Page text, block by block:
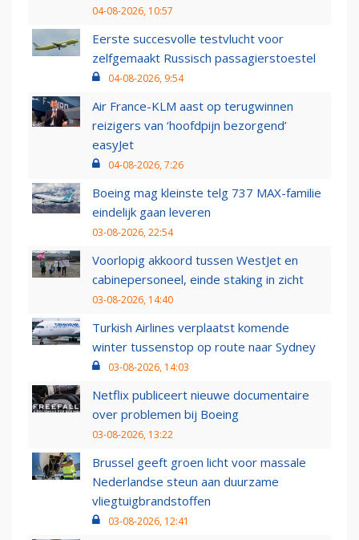
04-08-2026, 10:57
Eerste succesvolle testvlucht voor
zelfgemaakt Russisch passagierstoestel
04-08-2026, 9:54
Air France-KLM aast op terugwinnen
reizigers van ‘hoofdpijn bezorgend’
easyJet
04-08-2026, 7:26
Boeing mag kleinste telg 737 MAX-familie
eindelijk gaan leveren
03-08-2026, 22:54
Voorlopig akkoord tussen WestJet en
cabinepersoneel, einde staking in zicht
03-08-2026, 14:40
Turkish Airlines verplaatst komende
winter tussenstop op route naar Sydney
03-08-2026, 14:03
Netflix publiceert nieuwe documentaire
over problemen bij Boeing
03-08-2026, 13:22
Brussel geeft groen licht voor massale
Nederlandse steun aan duurzame
vliegtuigbrandstoffen
03-08-2026, 12:41